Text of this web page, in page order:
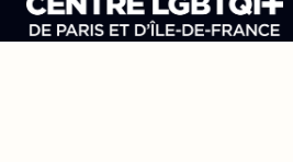
Le Centre Lesbien, Gai, Bi